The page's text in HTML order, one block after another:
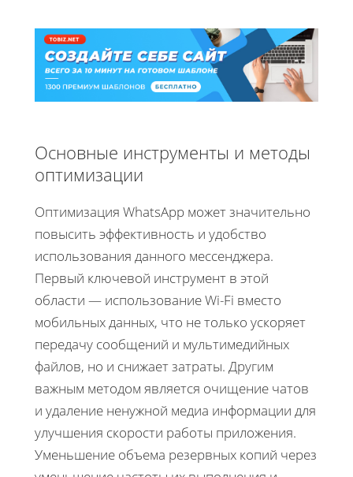
Основные инструменты и методы
оптимизации
Оптимизация WhatsApp может значительно
повысить эффективность и удобство
использования данного мессенджера.
Первый ключевой инструмент в этой
области — использование Wi-Fi вместо
мобильных данных, что не только ускоряет
передачу сообщений и мультимедийных
файлов, но и снижает затраты. Другим
важным методом является очищение чатов
и удаление ненужной медиа информации для
улучшения скорости работы приложения.
Уменьшение объема резервных копий через